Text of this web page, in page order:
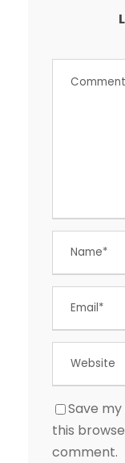
Save
this
comment.